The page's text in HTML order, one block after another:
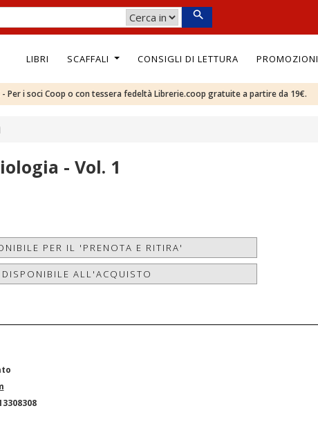
LIBRI SCAFFALI CONSIGLI DI LETTURA PROMOZIONI
Per i soci Coop o con tessera fedeltà Librerie.coop gratuite a partire da 19€.
- Vol. 1
PER IL 'PRENOTA E RITIRA'
ALL'ACQUISTO